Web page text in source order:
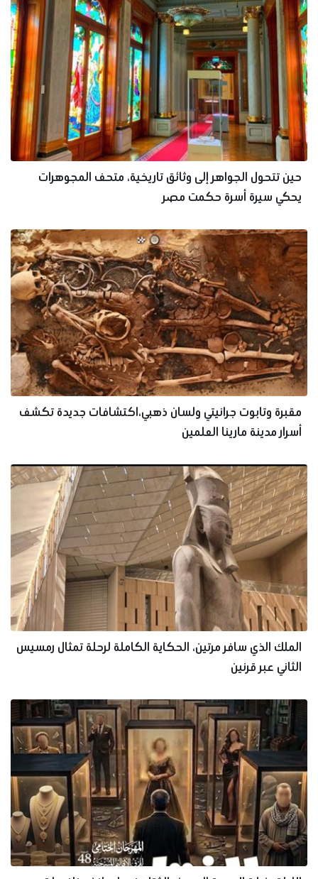
حين تتحول الجواهر إلى وثائق تاريخية، متحف المجوهرات
يحكي سيرة أسرة حكمت مصر
مقبرة وتابوت جرانيتي ولسان ذهبي،اكتشافات جديدة تكشف
أسرار مدينة مارينا العلمين
الملك الذي سافر مرتين، الحكاية الكاملة لرحلة تمثال رمسيس
الثاني عبر قرنين